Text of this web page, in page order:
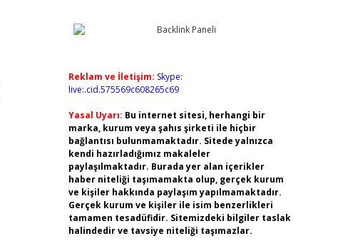
Reklam ve İletişim: Skype:
live:.cid.575569c608265c69
Yasal Uyarı: Bu internet sitesi, herhangi bir
marka, kurum veya şahıs şirketi ile hiçbir
bağlantısı bulunmamaktadır. Sitede yalnızca
kendi hazırladığımız makaleler
paylaşılmaktadır. Burada yer alan içerikler
haber niteliği taşımamakta olup, gerçek kurum
ve kişiler hakkında paylaşım yapılmamaktadır.
Gerçek kurum ve kişiler ile isim benzerlikleri
tamamen tesadüfidir. Sitemizdeki bilgiler taslak
halindedir ve tavsiye niteliği taşımazlar.